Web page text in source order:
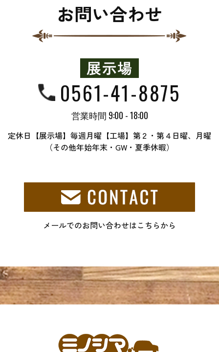
お問い合わせ
0561-41-8875
営業時間 9:00 - 18:00
定休日【展示場】毎週月曜【工場】第２・第４日曜、月曜
（その他年始年末・GW・夏季休暇）
メールでのお問い合わせはこちらから